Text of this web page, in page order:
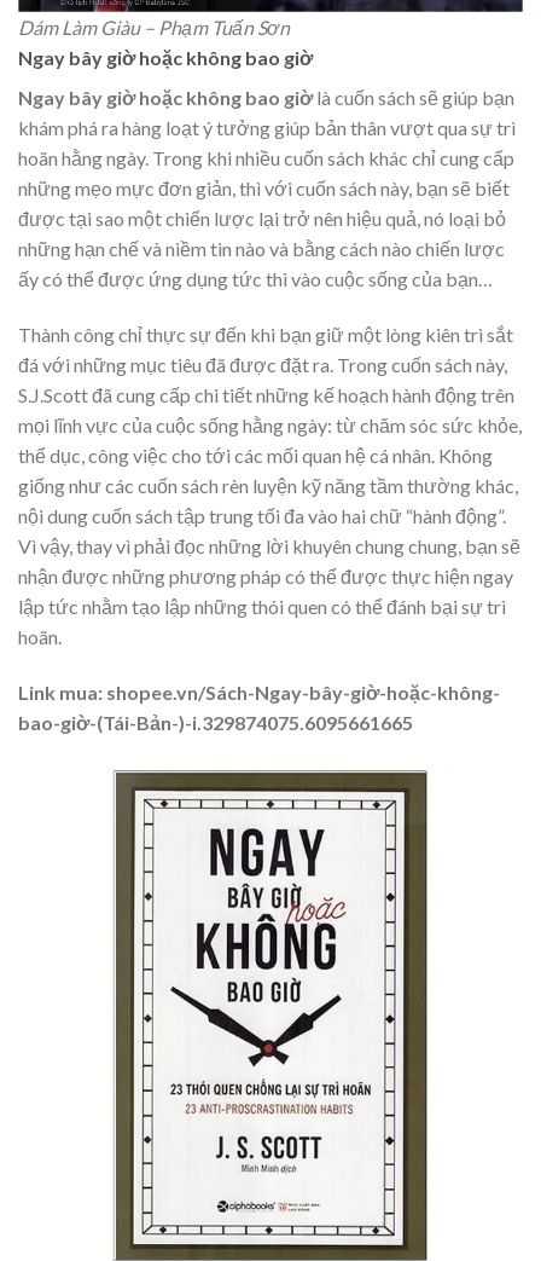
Dám Làm Giàu – Phạm Tuấn Sơn
Ngay bây giờ hoặc không bao giờ
Ngay bây giờ hoặc không bao giờlà cuốn sách sẽ giúp bạn
khám phá ra hàng loạt ý tưởng giúp bản thân vượt qua sự trì
hoãn hằng ngày. Trong khi nhiều cuốn sách khác chỉ cung cấp
những mẹo mực đơn giản, thì với cuốn sách này, bạn sẽ biết
được tại sao một chiến lược lại trở nên hiệu quả, nó loại bỏ
những hạn chế và niềm tin nào và bằng cách nào chiến lược
ấy có thể được ứng dụng tức thì vào cuộc sống của bạn…
Thành công chỉ thực sự đến khi bạn giữ một lòng kiên trì sắt
đá với những mục tiêu đã được đặt ra. Trong cuốn sách này,
S.J.Scott đã cung cấp chi tiết những kế hoạch hành động trên
mọi lĩnh vực của cuộc sống hằng ngày: từ chăm sóc sức khỏe,
thể dục, công việc cho tới các mối quan hệ cá nhân. Không
giống như các cuốn sách rèn luyện kỹ năng tầm thường khác,
nội dung cuốn sách tập trung tối đa vào hai chữ “hành động”.
Vì vậy, thay vì phải đọc những lời khuyên chung chung, bạn sẽ
nhận được những phương pháp có thể được thực hiện ngay
lập tức nhằm tạo lập những thói quen có thể đánh bại sự trì
hoãn.
Link mua: shopee.vn/Sách-Ngay-bây-giờ-hoặc-không-
bao-giờ-(Tái-Bản-)-i.329874075.6095661665